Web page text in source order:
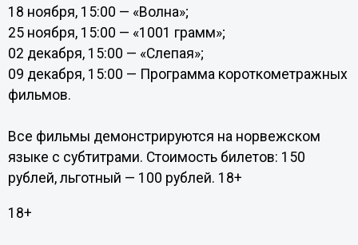
18 ноября, 15:00 — «Волна»;
25 ноября, 15:00 — «1001 грамм»;
02 декабря, 15:00 — «Слепая»;
09 декабря, 15:00 — Программа короткометражных
фильмов.
Все фильмы демонстрируются на норвежском
языке с субтитрами. Стоимость билетов: 150
рублей, льготный — 100 рублей. 18+
18+